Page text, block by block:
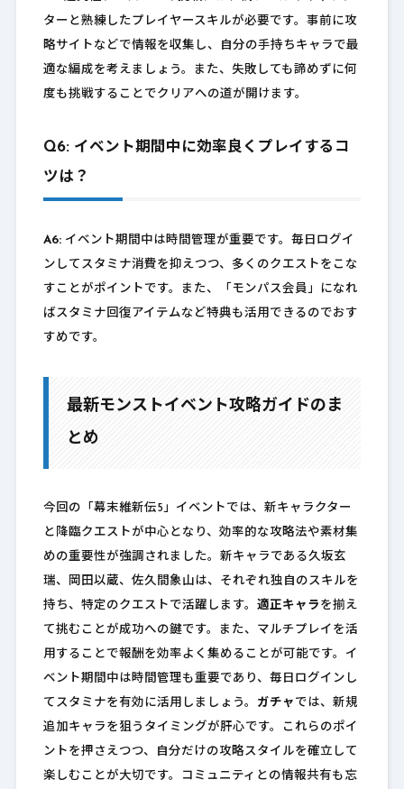
ターと熟練したプレイヤースキルが必要です。事前に攻
略サイトなどで情報を収集し、自分の手持ちキャラで最
適な編成を考えましょう。また、失敗しても諦めずに何
度も挑戦することでクリアへの道が開けます。
Q6: イベント期間中に効率良くプレイするコ
ツは？
A6:イベント期間中は時間管理が重要です。毎日ログイ
ンしてスタミナ消費を抑えつつ、多くのクエストをこな
すことがポイントです。また、「モンパス会員」になれ
ばスタミナ回復アイテムなど特典も活用できるのでおす
すめです。
最新モンストイベント攻略ガイドのま
とめ
今回の「幕末維新伝5」イベントでは、新キャラクター
と降臨クエストが中心となり、効率的な攻略法や素材集
めの重要性が強調されました。新キャラである久坂玄
瑞、岡田以蔵、佐久間象山は、それぞれ独自のスキルを
持ち、特定のクエストで活躍します。 適正キャラ を揃え
て挑むことが成功への鍵です。また、マルチプレイを活
用することで報酬を効率よく集めることが可能です。イ
ベント期間中は時間管理も重要であり、毎日ログインし
てスタミナを有効に活用しましょう。 ガチャ では、新規
追加キャラを狙うタイミングが肝心です。これらのポイ
ントを押さえつつ、自分だけの攻略スタイルを確立して
楽しむことが大切です。コミュニティとの情報共有も忘